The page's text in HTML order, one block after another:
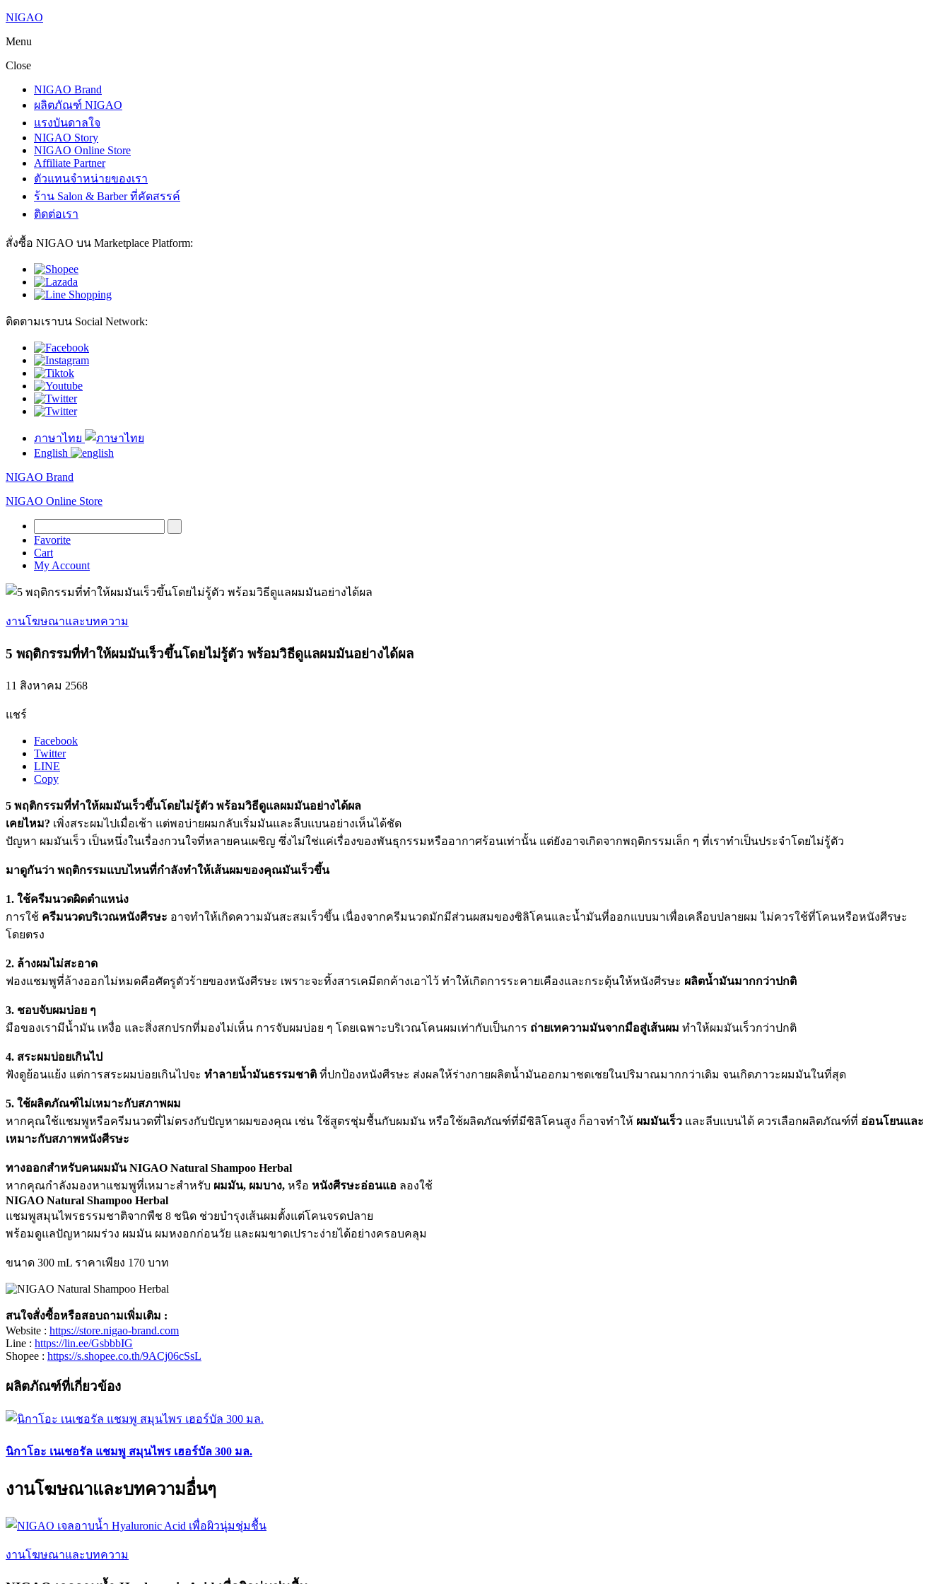
NIGAO
Menu
Close
NIGAO Brand
ผลิตภัณฑ์ NIGAO
แรงบันดาลใจ
NIGAO Story
NIGAO Online Store
Affiliate Partner
ตัวแทนจำหน่ายของเรา
ร้าน Salon & Barber ที่คัดสรรค์
ติดต่อเรา
สั่งซื้อ NIGAO บน Marketplace Platform:
ติดตามเราบน Social Network:
ภาษาไทย
English
NIGAO Brand
NIGAO Online Store
Favorite
Cart
My Account
งานโฆษณาและบทความ
5 พฤติกรรมที่ทำให้ผมมันเร็วขึ้นโดยไม่รู้ตัว พร้อมวิธีดูแลผมมันอย่างได้ผล
11 สิงหาคม 2568
แชร์
Facebook
Twitter
LINE
Copy
5 พฤติกรรมที่ทำให้ผมมันเร็วขึ้นโดยไม่รู้ตัว พร้อมวิธีดูแลผมมันอย่างได้ผล
เคยไหม? เพิ่งสระผมไปเมื่อเช้า แต่พอบ่ายผมกลับเริ่มมันและลีบแบนอย่างเห็นได้ชัด
ปัญหา ผมมันเร็ว เป็นหนึ่งในเรื่องกวนใจที่หลายคนเผชิญ ซึ่งไม่ใช่แค่เรื่องของพันธุกรรมหรืออากาศร้อนเท่านั้น แต่ยังอาจเกิดจากพฤติกรรมเล็ก ๆ ที่เราทำเป็นประจำโดยไม่รู้ตัว
มาดูกันว่า พฤติกรรมแบบไหนที่กำลังทำให้เส้นผมของคุณมันเร็วขึ้น
1. ใช้ครีมนวดผิดตำแหน่ง
การใช้ ครีมนวดบริเวณหนังศีรษะ อาจทำให้เกิดความมันสะสมเร็วขึ้น เนื่องจากครีมนวดมักมีส่วนผสมของซิลิโคนและน้ำมันที่ออกแบบมาเพื่อเคลือบปลายผม ไม่ควรใช้ที่โคนหรือหนังศีรษะ
โดยตรง
2. ล้างผมไม่สะอาด
ฟองแชมพูที่ล้างออกไม่หมดคือศัตรูตัวร้ายของหนังศีรษะ เพราะจะทิ้งสารเคมีตกค้างเอาไว้ ทำให้เกิดการระคายเคืองและกระตุ้นให้หนังศีรษะ ผลิตน้ำมันมากกว่าปกติ
3. ชอบจับผมบ่อย ๆ
มือของเรามีน้ำมัน เหงื่อ และสิ่งสกปรกที่มองไม่เห็น การจับผมบ่อย ๆ โดยเฉพาะบริเวณโคนผมเท่ากับเป็นการ ถ่ายเทความมันจากมือสู่เส้นผม ทำให้ผมมันเร็วกว่าปกติ
4. สระผมบ่อยเกินไป
ฟังดูย้อนแย้ง แต่การสระผมบ่อยเกินไปจะ ทำลายน้ำมันธรรมชาติ ที่ปกป้องหนังศีรษะ ส่งผลให้ร่างกายผลิตน้ำมันออกมาชดเชยในปริมาณมากกว่าเดิม จนเกิดภาวะผมมันในที่สุด
5. ใช้ผลิตภัณฑ์ไม่เหมาะกับสภาพผม
หากคุณใช้แชมพูหรือครีมนวดที่ไม่ตรงกับปัญหาผมของคุณ เช่น ใช้สูตรชุ่มชื้นกับผมมัน หรือใช้ผลิตภัณฑ์ที่มีซิลิโคนสูง ก็อาจทำให้ ผมมันเร็ว และลีบแบนได้ ควรเลือกผลิตภัณฑ์ที่ อ่อนโยนและ
เหมาะกับสภาพหนังศีรษะ
ทางออกสำหรับคนผมมัน NIGAO Natural Shampoo Herbal
หากคุณกำลังมองหาแชมพูที่เหมาะสำหรับ ผมมัน, ผมบาง, หรือ หนังศีรษะอ่อนแอ ลองใช้
NIGAO Natural Shampoo Herbal
แชมพูสมุนไพรธรรมชาติจากพืช 8 ชนิด ช่วยบำรุงเส้นผมตั้งแต่โคนจรดปลาย
พร้อมดูแลปัญหาผมร่วง ผมมัน ผมหงอกก่อนวัย และผมขาดเปราะง่ายได้อย่างครอบคลุม
ขนาด 300 mL ราคาเพียง 170 บาท
สนใจสั่งซื้อหรือสอบถามเพิ่มเติม :
Website : https://store.nigao-brand.com
Line : https://lin.ee/GsbbbIG
Shopee : https://s.shopee.co.th/9ACj06cSsL
ผลิตภัณฑ์ที่เกี่ยวข้อง
นิกาโอะ เนเชอรัล แชมพู สมุนไพร เฮอร์บัล 300 มล.
งานโฆษณาและบทความอื่นๆ
งานโฆษณาและบทความ